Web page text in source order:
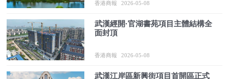
香港商報 2026-05-08
武漢經開·官湖書苑項目主體結構全
面封頂
香港商報 2026-05-08
武漢江岸區新興街項目首開區正式